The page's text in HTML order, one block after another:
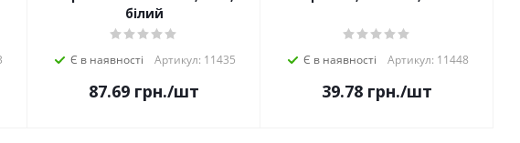
білий
Є в наявності Артикул: 11435
87.69 грн./шт
Є в наявності Артикул: 11448
39.78 грн./шт